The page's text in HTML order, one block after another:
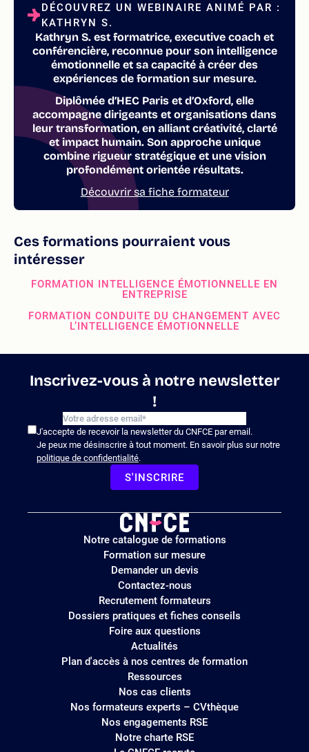
DÉCOUVREZ UN WEBINAIRE ANIMÉ PAR :
KATHRYN S.
Kathryn S. est formatrice, executive coach et
conférencière, reconnue pour son intelligence
émotionnelle et sa capacité à créer des
expériences de formation sur mesure.
Diplômée d’HEC Paris et d’Oxford, elle
accompagne dirigeants et organisations dans
leur transformation, en alliant créativité, clarté
et impact humain. Son approche unique
combine rigueur stratégique et une vision
profondément orientée résultats.
Découvrir sa fiche formateur
Ces formations pourraient vous
intéresser
FORMATION INTELLIGENCE ÉMOTIONNELLE EN
ENTREPRISE
FORMATION CONDUITE DU CHANGEMENT AVEC
L’INTELLIGENCE ÉMOTIONNELLE
Inscrivez-vous à notre newsletter
!
J'accepte de recevoir la newsletter du CNFCE par email.
Je peux me désinscrire à tout moment. En savoir plus sur notre
politique de confidentialité.
S'INSCRIRE
Logo
site
Notre catalogue de formations
Formation sur mesure
Demander un devis
Contactez-nous
Recrutement formateurs
Dossiers pratiques et fiches conseils
Foire aux questions
Actualités
Plan d'accès à nos centres de formation
Ressources
Nos cas clients
Nos formateurs experts – CVthèque
Nos engagements RSE
Notre charte RSE